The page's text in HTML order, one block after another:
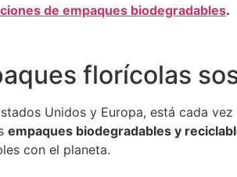
de empaques biodegradables.
florícolas
Unidos y Europa, está cada
empaques biodegradables y
con el planeta.